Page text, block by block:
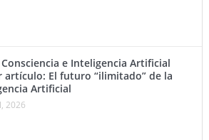
Consciencia e Inteligencia Artificial
artículo: El futuro “ilimitado” de la
Artificial
2026